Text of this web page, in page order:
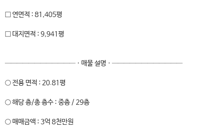
□ 연면적 : 81,405평
□ 대지면적 : 9,941평
────────────ㆍ매물 설명ㆍ────────────
○ 전용 면적 : 20.81평
○ 해당 층/총 층수 : 중층 / 29층
○ 매매금액 : 3억 8천만원